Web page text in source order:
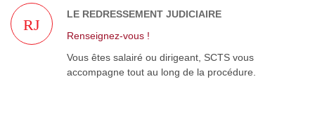
LE REDRESSEMENT JUDICIAIRE
RJ
Renseignez-vous !
Vous êtes salairé ou dirigeant, SCTS vous
accompagne tout au long de la procédure.